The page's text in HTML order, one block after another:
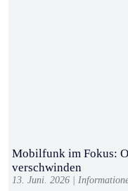
Mobilfunk im Fokus:
verschwinden
13. Juni. 2026